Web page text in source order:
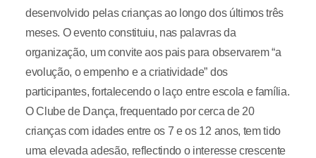
desenvolvido pelas crianças ao longo dos últimos três
meses. O evento constituiu, nas palavras da
organização, um convite aos pais para observarem “a
evolução, o empenho e a criatividade” dos
participantes, fortalecendo o laço entre escola e família.
O Clube de Dança, frequentado por cerca de 20
crianças com idades entre os 7 e os 12 anos, tem tido
uma elevada adesão, reflectindo o interesse crescente